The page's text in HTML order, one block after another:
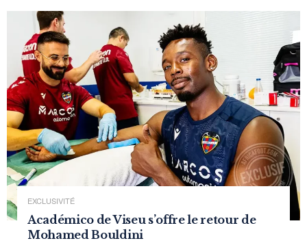
EXCLUSIVITÉ
Académico de Viseu s’offre le retour de
Mohamed Bouldini